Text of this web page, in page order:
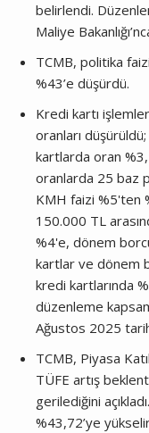
belirlendi.
Maliye
TCMB, politika
%43’e düşürdü.
Kredi kartı
oranları
kartlarda oran
oranlarda 25 baz
KMH faizi %5'ten
150.000 TL
%4'e, dönem
kartlar ve dönem
kredi kartlarında
düzenleme
Ağustos 2025
TCMB, Piyasa
TÜFE artış
gerilediğini
%43,72’ye